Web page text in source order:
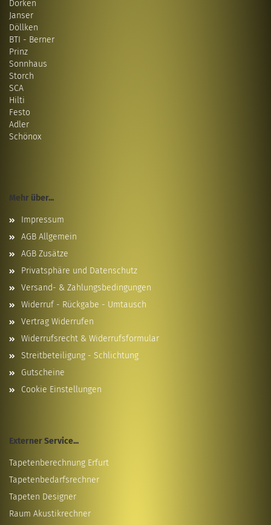
Dörken
Janser
Döllken
BTI - Berner
Prinz
Sonnhaus
Storch
SCA
Hilti
Festo
Adler
Schönox
Mehr über...
Impressum
AGB Allgemein
AGB Zusätze
Privatsphäre und Datenschutz
Versand- & Zahlungsbedingungen
Widerruf - Rückgabe - Umtausch
Vertrag Widerrufen
Widerrufsrecht & Widerrufsformular
Streitbeteiligung - Schlichtung
Gutscheine
Cookie Einstellungen
Externer Service...
Tapetenberechnung Erfurt
Tapetenbedarfsrechner
Tapeten Designer
Raum Akustikrechner